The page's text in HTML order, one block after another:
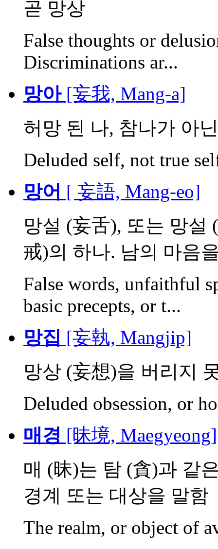
곧 망상
False thoughts or
Discriminations ar...
망아[妄我, Mang-a]
허망 된 나, 참나가 아닌
Deluded self, not true
망어 [ 妄語, Mang-eo]
망설 (妄舌), 또는 망설
戒)의 하나. 남의 마음
False words, unfaithful
basic precepts, or t...
망집 [妄執, Mangjip]
망상 (妄想)을 버리지
Deluded obsession, or
매경 [昧境, Maegyeong]
매 (昧)는 탐 (貪)과 같
경계 또는 대상을 말함
The realm, or object of